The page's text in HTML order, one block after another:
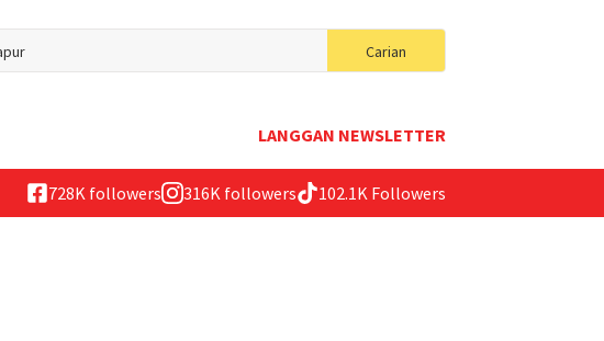
Carian
for:
LANGGAN NEWSLETTER
728K followers 316K followers 102.1K Followers